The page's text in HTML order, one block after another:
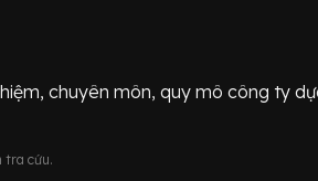
chuyên môn, quy mô công ty
tra cứu.